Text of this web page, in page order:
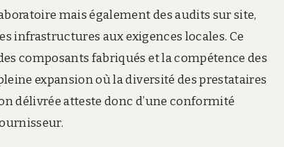
mais également des audits sur site,
infrastructures aux exigences locales. Ce
composants fabriqués et la compétence des
expansion où la diversité des prestataires
délivrée atteste donc d’une conformité